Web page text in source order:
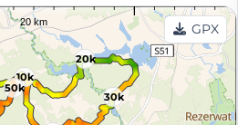
20k
10k
30k
50k
GPX